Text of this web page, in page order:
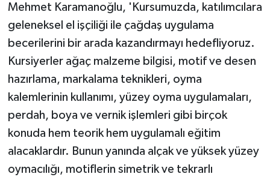
Mehmet Karamanoğlu, 'Kursumuzda, katılımcılara
geleneksel el işçiliği ile çağdaş uygulama
becerilerini bir arada kazandırmayı hedefliyoruz.
Kursiyerler ağaç malzeme bilgisi, motif ve desen
hazırlama, markalama teknikleri, oyma
kalemlerinin kullanımı, yüzey oyma uygulamaları,
perdah, boya ve vernik işlemleri gibi birçok
konuda hem teorik hem uygulamalı eğitim
alacaklardır. Bunun yanında alçak ve yüksek yüzey
oymacılığı, motiflerin simetrik ve tekrarlı